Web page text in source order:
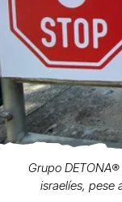
Grupo
israelíes, pese